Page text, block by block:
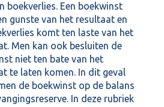
boekverlies. Een boekwinst
gunste van het resultaat en
komt ten laste van het
Men kan ook besluiten de
niet ten bate van het
te laten komen. In dit geval
de boekwinst op de balans
In deze rubriek